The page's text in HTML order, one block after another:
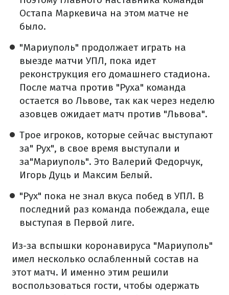
Остапа Маркевича на этом матче не
было.
"Мариуполь" продолжает играть на
выезде матчи УПЛ, пока идет
реконструкция его домашнего стадиона.
После матча против "Руха" команда
остается во Львове, так как через неделю
азовцев ожидает матч против "Львова".
Трое игроков, которые сейчас выступают
за" Рух", в свое время выступали и
за"Мариуполь". Это Валерий Федорчук,
Игорь Дуць и Максим Белый.
"Рух" пока не знал вкуса побед в УПЛ. В
последний раз команда побеждала, еще
выступая в Первой лиге.
Из-за вспышки коронавируса "Мариуполь"
имел несколько ослабленный состав на
этот матч. И именно этим решили
воспользоваться гости, чтобы одержать